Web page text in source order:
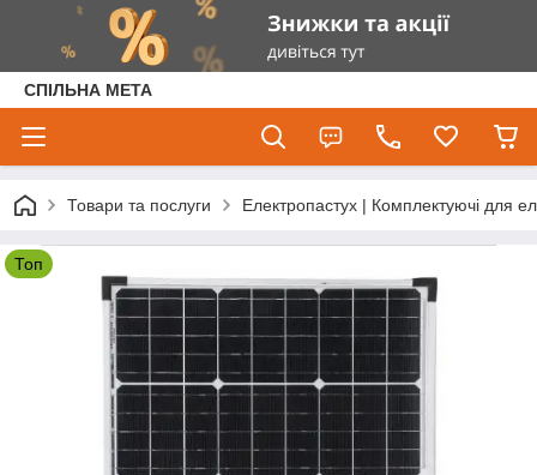
СПІЛЬНА МЕТА
Товари та послуги Електропастух | Комплектуючі для
Топ